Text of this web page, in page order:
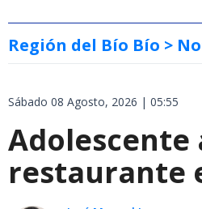
Región del Bío Bío >
Sábado 08 Agosto, 2026 | 05:55
Adolescente
restaurante